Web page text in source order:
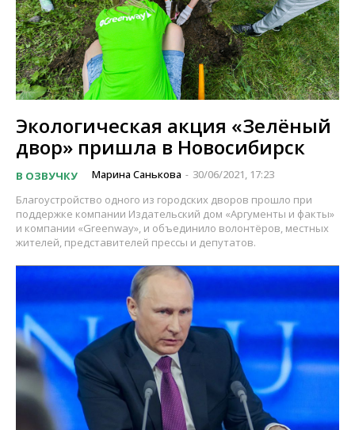
Экологическая акция «Зелёный
двор» пришла в Новосибирск
В ОЗВУЧКУ Марина Санькова - 30/06/2021, 17:23
Благоустройство одного из городских дворов прошло при
поддержке компании Издательский дом «Аргументы и факты»
и компании «Greenway», и объединило волонтёров, местных
жителей, представителей прессы и депутатов.